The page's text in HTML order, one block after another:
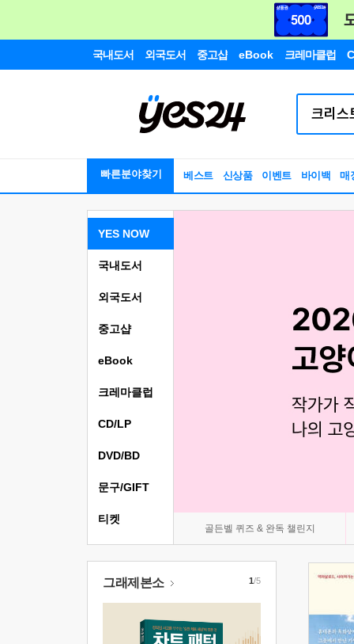
국내도서 외국도서 중고샵 eBook 크레마클럽
빠른분야찾기 베스트 신상품 이벤트 바이백 매
YES NOW
골든벨 퀴즈 & 완독 챌린지
국내도서
외국도서
중고샵
eBook
크레마클럽
CD/LP
DVD/BD
문구/GIFT
티켓
그래제본소 1/5